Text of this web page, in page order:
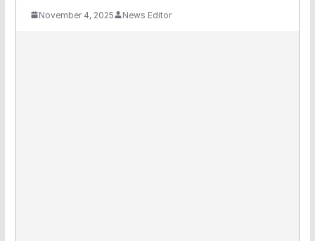
November 4, 2025 News Editor